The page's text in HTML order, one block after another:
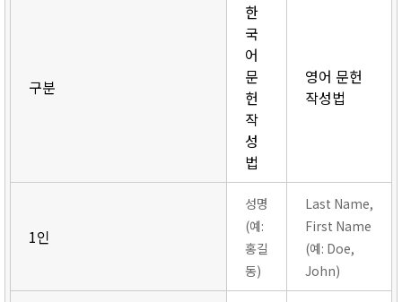
구분
한
국
어
문
헌
작
성
법
영어 문헌
작성법
1인
성명
(예:
홍길
동)
Last Name,
First Name
(예: Doe,
John)